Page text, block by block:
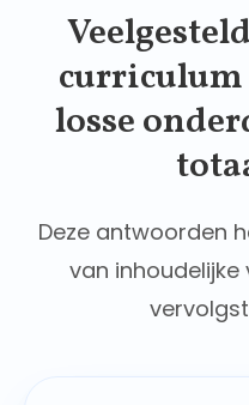
losse
Deze antwoorden
van